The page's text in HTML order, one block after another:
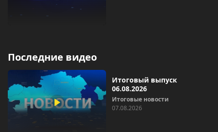
Последние видео
Итоговый выпуск
06.08.2026
Итоговые новости
07.08.2026